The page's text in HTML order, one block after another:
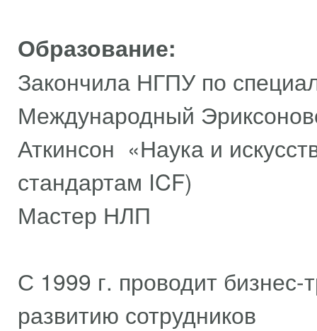
Образование:
Закончила НГПУ по
Международный
Аткинсон «Наука и
стандартам ICF)
Мастер НЛП
С 1999 г. проводит бизнес-
развитию сотрудников